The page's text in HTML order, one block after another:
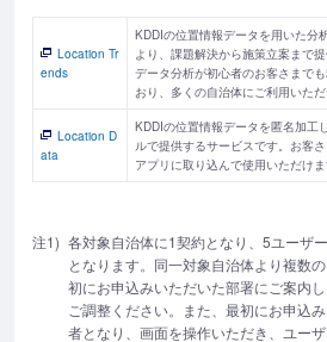
Location Tr
ends
KDDIの位置情報データを用いた分
より、課題解決から施策立案まで
データ分析が初心者のお客さまで
おり、多くの自治体にご利用いただ
Location D
ata
KDDIの位置情報データを匿名加工
ルで提供するサービスです。お客
アプリに取り込んで使用いただけま
注1) 各対象自治体に1契約となり、5ユーザ
となります。同一対象自治体より複数
初にお申込みいただいた部署にご案内
ご調整ください。また、最初にお申込
者となり、画面を操作いただき、ユー